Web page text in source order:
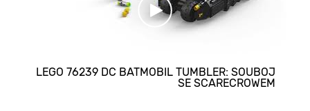
LEGO 76239 DC BATMOBIL TUMBLER: SOUBOJ
SE SCARECROWEM